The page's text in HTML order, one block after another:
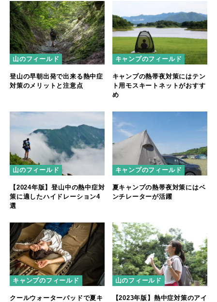
山のフィールド
登山の早朝出発で出来る熱中症
対策のメリットと注意点
キャンプのフィールド
キャンプの熱帯夜対策にはテン
ト用モスキートネットがおすす
め
山のフィールド
【2024年版】登山中の熱中症対
策に適したハイドレーション4
選
キャンプのフィールド
夏キャンプの熱帯夜対策にはベ
ンチレーターが活躍
キャンプのフィールド
クールウォーターパッドで夏キ
山のフィールド
【2023年版】熱中症対策のアイ